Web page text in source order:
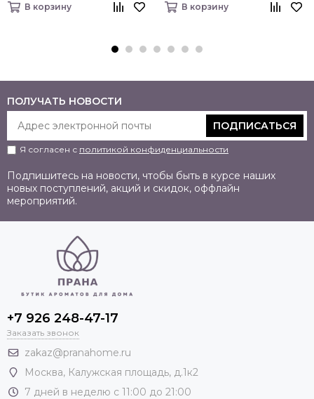
В корзину В корзину
ПОЛУЧАТЬ НОВОСТИ
ПОДПИСАТЬСЯ
Я согласен с политикой конфиденциальности
Подпишитесь на новости, чтобы быть в курсе наших
новых поступлений, акций и скидок, оффлайн
мероприятий.
+7 926 248-47-17
Заказать звонок
zakaz@pranahome.ru
Москва, Калужская площадь, д.1к2
7 дней в неделю с 11:00 до 21:00